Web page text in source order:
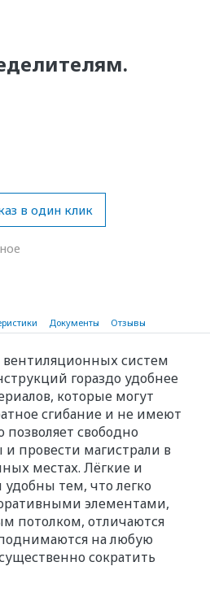
в один клик
Документы Отзывы
систем
гораздо удобнее
которые могут
сгибание и не имеют
позволяет свободно
провести магистрали в
местах. Лёгкие и
тем, что легко
элементами,
потолком, отличаются
на любую
сократить